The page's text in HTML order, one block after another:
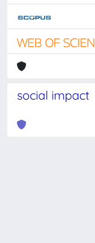
social impact